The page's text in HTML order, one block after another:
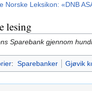
Norske Leksikon: «DNB
lesing
Sparebank gjennom
: Sparebanker Gjøvik